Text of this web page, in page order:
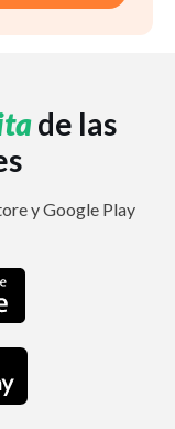
de las
y Google Play